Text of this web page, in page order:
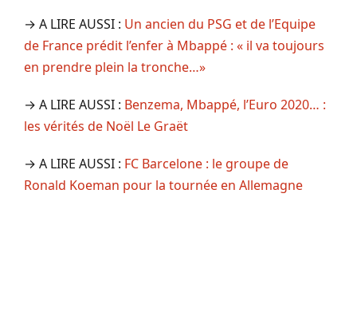
→ A LIRE AUSSI : Un ancien du PSG et de l’Equipe
de France prédit l’enfer à Mbappé : « il va toujours
en prendre plein la tronche…»
→ A LIRE AUSSI : Benzema, Mbappé, l’Euro 2020… :
les vérités de Noël Le Graët
→ A LIRE AUSSI : FC Barcelone : le groupe de
Ronald Koeman pour la tournée en Allemagne